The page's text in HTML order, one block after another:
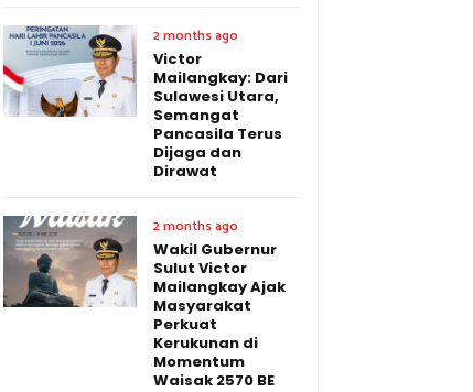
2 months ago
Victor
Mailangkay: Dari
Sulawesi Utara,
Semangat
Pancasila Terus
Dijaga dan
Dirawat
2 months ago
Wakil Gubernur
Sulut Victor
Mailangkay Ajak
Masyarakat
Perkuat
Kerukunan di
Momentum
Waisak 2570 BE